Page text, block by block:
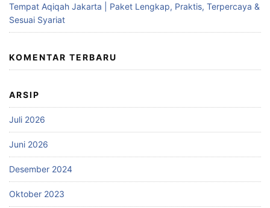
Tempat Aqiqah Jakarta | Paket Lengkap, Praktis, Terpercaya &
Sesuai Syariat
KOMENTAR TERBARU
ARSIP
Juli 2026
Juni 2026
Desember 2024
Oktober 2023